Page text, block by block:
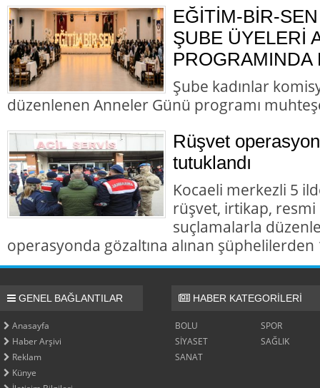
EĞİTİM-BİR-
ŞUBE ÜYELERİ
PROGRAMINDA
Şube kadınlar
düzenlenen Anneler Günü programı
Rüşvet
tutuklandı
Kocaeli merkezli 5
rüşvet, irtikap,
suçlamalarla
operasyonda gözaltına alınan
GENEL BAĞLANTILAR
Anasayfa
Haber Arşivi
Reklam
Künye
HABER KATEGORİLERİ
BOLU
SPOR
SİYASET
SAĞLIK
SANAT